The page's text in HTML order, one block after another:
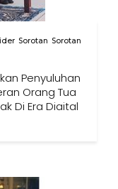
Sorotan Sorotan
Penyuluhan
Orang Tua
Di Era Digital